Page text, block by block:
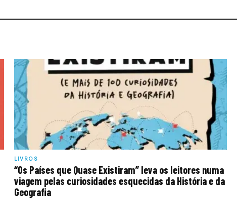
LIVROS
“Os Países que Quase Existiram” leva os leitores numa
viagem pelas curiosidades esquecidas da História e da
Geografia